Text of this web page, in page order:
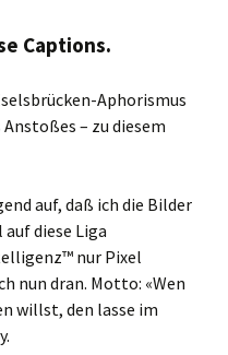
Captions.
Aphorismus
– zu diesem
auf, daß ich die Bilder
diese Liga
nur Pixel
nun dran. Motto: «Wen
willst, den lasse im